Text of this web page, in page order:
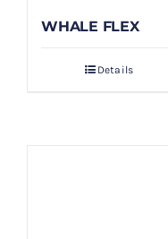
WHALE FLEX
Details